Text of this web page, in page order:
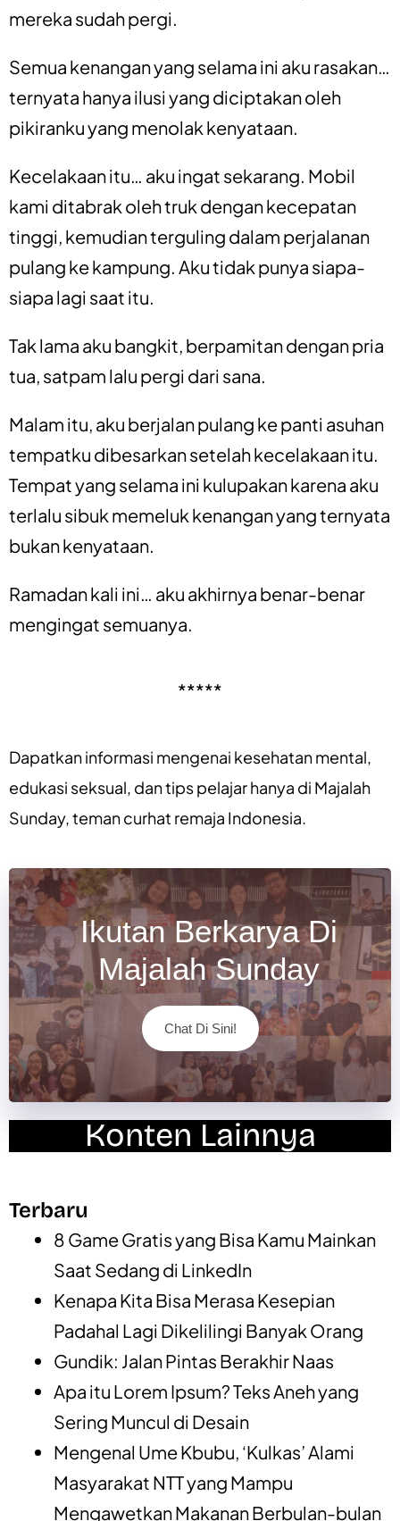
mereka sudah pergi.
Semua kenangan yang selama ini aku rasakan…
ternyata hanya ilusi yang diciptakan oleh
pikiranku yang menolak kenyataan.
Kecelakaan itu… aku ingat sekarang. Mobil
kami ditabrak oleh truk dengan kecepatan
tinggi, kemudian terguling dalam perjalanan
pulang ke kampung. Aku tidak punya siapa-
siapa lagi saat itu.
Tak lama aku bangkit, berpamitan dengan pria
tua, satpam lalu pergi dari sana.
Malam itu, aku berjalan pulang ke panti asuhan
tempatku dibesarkan setelah kecelakaan itu.
Tempat yang selama ini kulupakan karena aku
terlalu sibuk memeluk kenangan yang ternyata
bukan kenyataan.
Ramadan kali ini… aku akhirnya benar-benar
mengingat semuanya.
*****
Dapatkan informasi mengenai kesehatan mental
edukasi seksual , dantips pelajarhanya di Majalah
Sunday, teman curhat remaja Indonesia.
Ikutan Berkarya Di
Majalah Sunday
Chat Di Sini!
Konten Lainnya
Terbaru
8 Game Gratis yang Bisa Kamu Mainkan
Saat Sedang di LinkedIn
Kenapa Kita Bisa Merasa Kesepian
Padahal Lagi Dikelilingi Banyak Orang
Gundik: Jalan Pintas Berakhir Naas
Apa itu Lorem Ipsum? Teks Aneh yang
Sering Muncul di Desain
Mengenal Ume Kbubu, ‘Kulkas’ Alami
Masyarakat NTT yang Mampu
Mengawetkan Makanan Berbulan-bulan